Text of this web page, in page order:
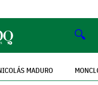
🔍
MADURO